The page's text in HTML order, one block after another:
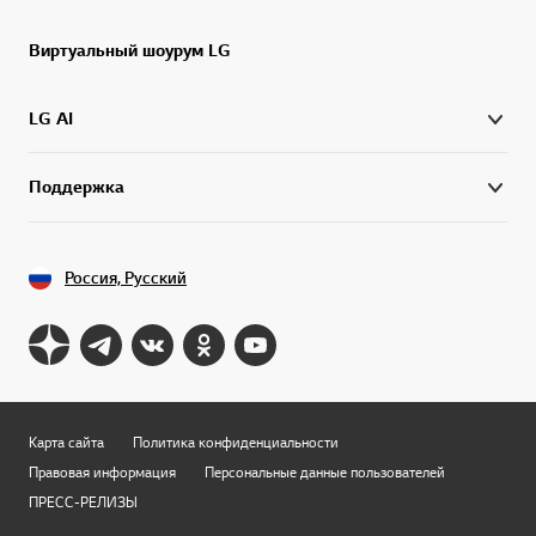
Виртуальный шоурум LG
LG AI
Поддержка
Россия, Русский
Карта сайта
Политика конфиденциальности
Правовая информация
Персональные данные пользователей
ПРЕСС-РЕЛИЗЫ